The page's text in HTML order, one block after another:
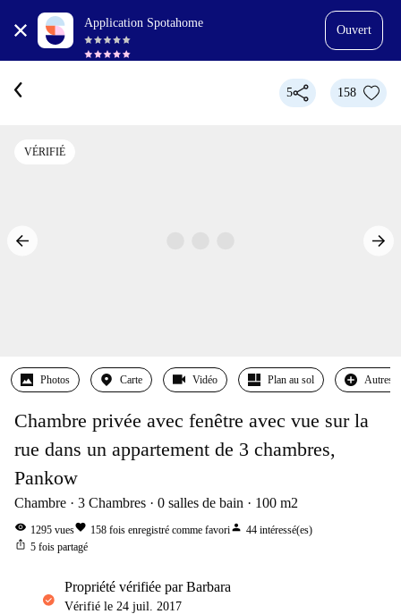
Application Spotahome
Ouvert
5 158
VÉRIFIÉ
Photos Carte Vidéo Plan au sol Autres
Chambre privée avec fenêtre avec vue sur la
rue dans un appartement de 3 chambres,
Pankow
Chambre 3 Chambres 0 salles de bain 100 m2
visibility 1295 vuesfavorite 158 fois enregistré comme favoriperson 44 intéressé(es)
ios_share 5 fois partagé
propriété vérifiée par Barbara
Vérifié le 24 juil. 2017